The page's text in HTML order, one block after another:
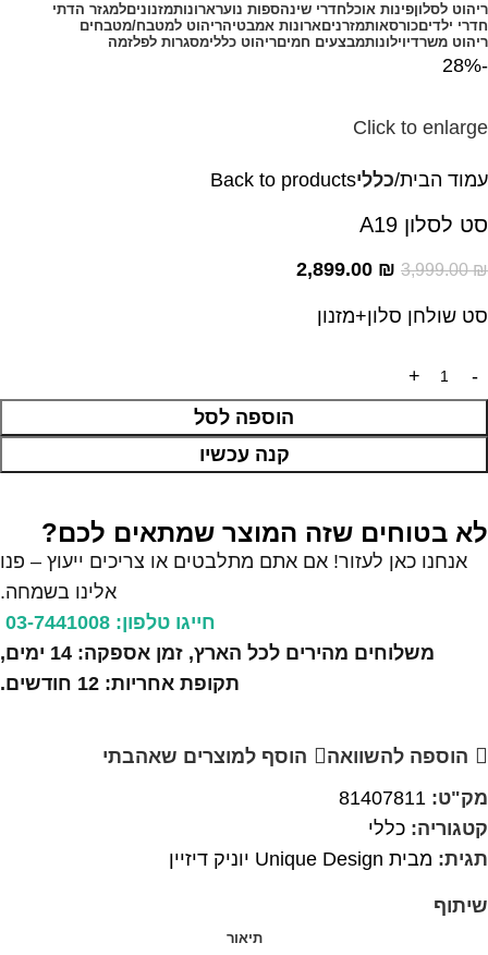
ריהוט לסלוןפינות אוכלחדרי שינהספות נוערארונותמזנוניםלמגזר הדתי
חדרי ילדיםכורסאותמזרניםארונות אמבטיהריהוט למטבח/מטבחים
ריהוט משרדיוילונותמבצעים חמיםריהוט כללימסגרות לפלזמה
-28%
Click to enlarge
עמוד הבית כלליBack to products
סט לסלון A19
3,999.00₪
2,899.00 ₪
סט שולחן סלון+מזנון
הוספה לסל
קנה עכשיו
לא בטוחים שזה המוצר שמתאים לכם?
אנחנו כאן לעזור! אם אתם מתלבטים או צריכים ייעוץ – פנו
אלינו בשמחה.
חייגו טלפון: 03-7441008
משלוחים מהירים לכל הארץ, זמן אספקה: 14 ימים,
תקופת אחריות: 12 חודשים.
הוספה להשוואה
הוסף למוצרים שאהבתי
מק"ט: 81407811
קטגוריה: כללי
תגית: מבית Unique Design יוניק דיזיין
שיתוף
תיאור